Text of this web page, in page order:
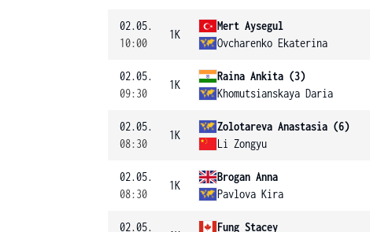
02.05.
10:00
1K
Mert Aysegul
Ovcharenko Ekaterina
02.05.
09:30
1K
Raina Ankita (3)
Khomutsianskaya Daria
02.05.
08:30
1K
Zolotareva Anastasia (6)
Li Zongyu
02.05.
08:30
1K
Brogan Anna
Pavlova Kira
02.05. Fung Stacey